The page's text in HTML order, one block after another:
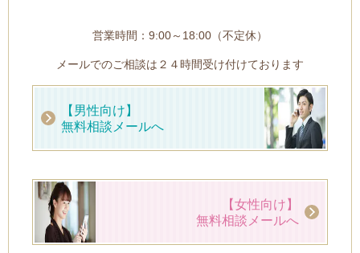
営業時間：9:00～18:00（不定休）
メールでのご相談は２４時間受け付けております
【男性向け】
無料相談メールへ
【女性向け】
無料相談メールへ